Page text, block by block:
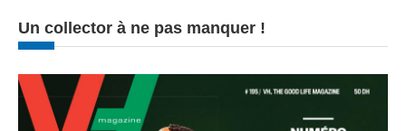
Un collector à ne pas manquer !